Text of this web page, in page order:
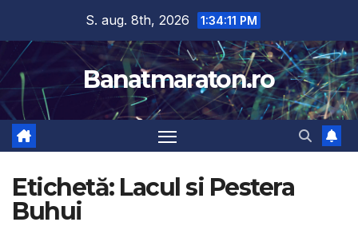
content
S. aug. 8th, 2026 1:34:12 PM
Banatmaraton.ro
Etichetă: Lacul si Pestera
Buhui